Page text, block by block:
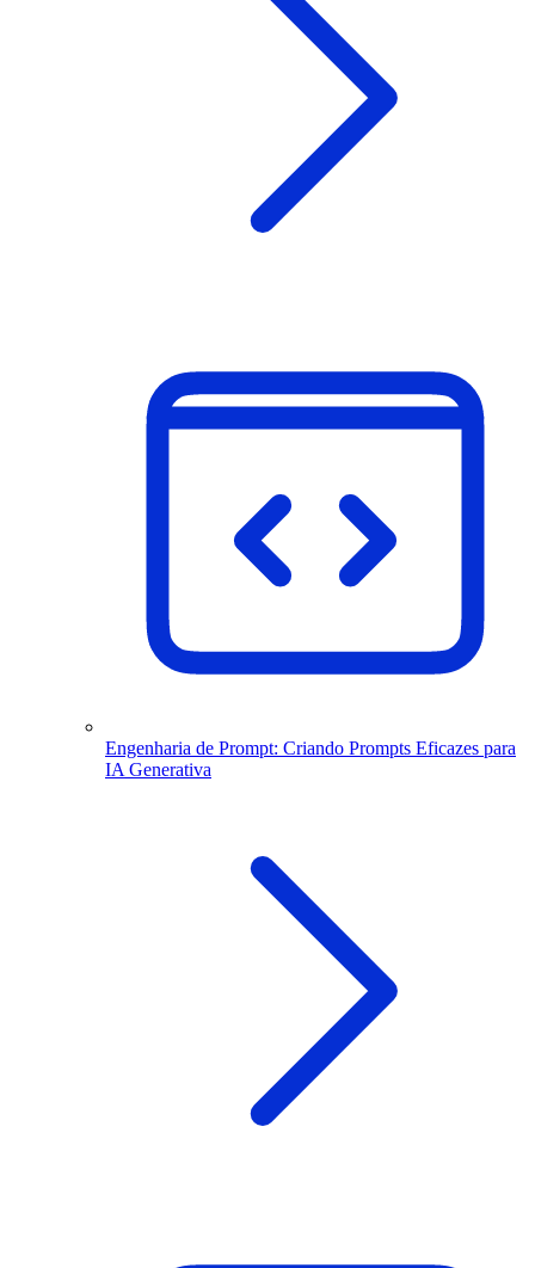
Engenharia de Prompt: Criando Prompts Eficazes para
IA Generativa